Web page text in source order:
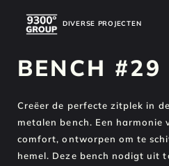
DIVERSE PROJECTEN
DIVERSE PROJECTEN
BENCH #29
Creëer de perfecte zitplek in
metalen bench. Een harmonie
comfort, ontworpen om te
hemel. Deze bench nodigt uit